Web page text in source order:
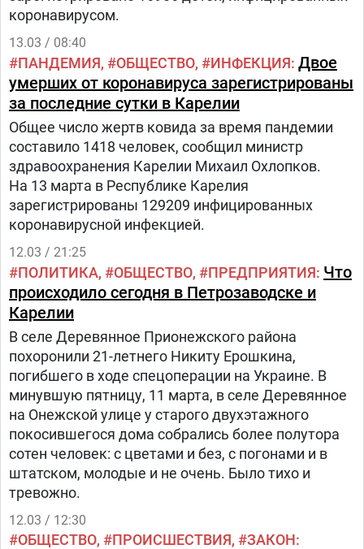
столкнуться с очередной волной
коронавирусаМинистр здравоохранения
республики Михаил Охлопков сообщил, что в
Карелии произошло резкое снижение уровня
коллективного иммунитета от коронавируса.
Повышения цены за проезд в маршрутках
Петрозаводска не избежать?Какова будет цена
автобусного билета — это будет решено на
переговорном процессе, к которому и
транспортные предприятия, и мэрия столицы
Карелии.
коронавирусом.
13.03 / 08:40
ПАНДЕМИЯ ОБЩЕСТВО ИНФЕКЦИЯ Двое
умерших от коронавируса зарегистрированы
за последние сутки в Карелии
Общее число жертв ковида за время пандемии
составило 1418 человек, сообщил министр
здравоохранения Карелии Михаил Охлопков.
На 13 марта в Республике Карелия
зарегистрированы 129209 инфицированных
коронавирусной инфекцией.
12.03 / 21:25
ПОЛИТИКА ОБЩЕСТВО ПРЕДПРИЯТИЯ Что
происходило сегодня в Петрозаводске и
Карелии
В селе Деревянное Прионежского района
похоронили 21-летнего Никиту Ерошкина,
погибшего в ходе спецоперации на Украине. В
минувшую пятницу, 11 марта, в селе Деревянное
на Онежской улице у старого двухэтажного
покосившегося дома собрались более полутора
сотен человек: с цветами и без, с погонами и в
штатском, молодые и не очень. Было тихо и
тревожно.
12.03 / 12:30
ОБЩЕСТВО ПРОИСШЕСТВИЯ ЗАКОН